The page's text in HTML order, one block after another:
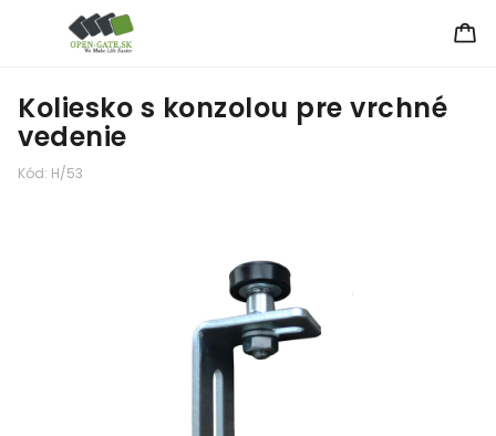
Koliesko s konzolou pre vrchné
vedenie
Kód: H/53